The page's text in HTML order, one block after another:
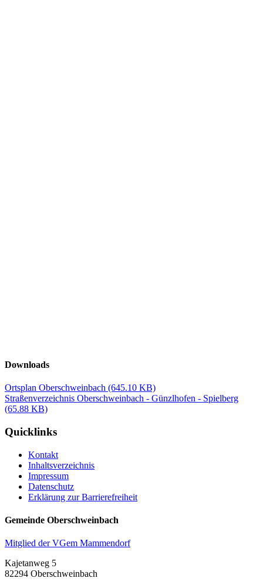
Downloads
Ortsplan Oberschweinbach (645.10 KB)
Straßenverzeichnis Oberschweinbach - Günzlhofen - Spielberg
(65.88 KB)
Quicklinks
Kontakt
Inhaltsverzeichnis
Impressum
Datenschutz
Erklärung zur Barrierefreiheit
Gemeinde Oberschweinbach
Mitglied der VGem Mammendorf
Kajetanweg 5
82294 Oberschweinbach